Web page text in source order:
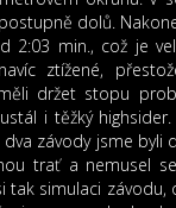
dolů.
2:03 min., což je
ztížené,
držet stopu
i těžký
závody jsme byli
trať a nemusel
tak simulaci závodu,